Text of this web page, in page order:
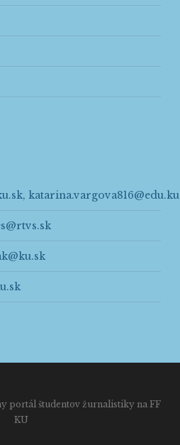
,
portál študentov žurnalistiky na FF
KU